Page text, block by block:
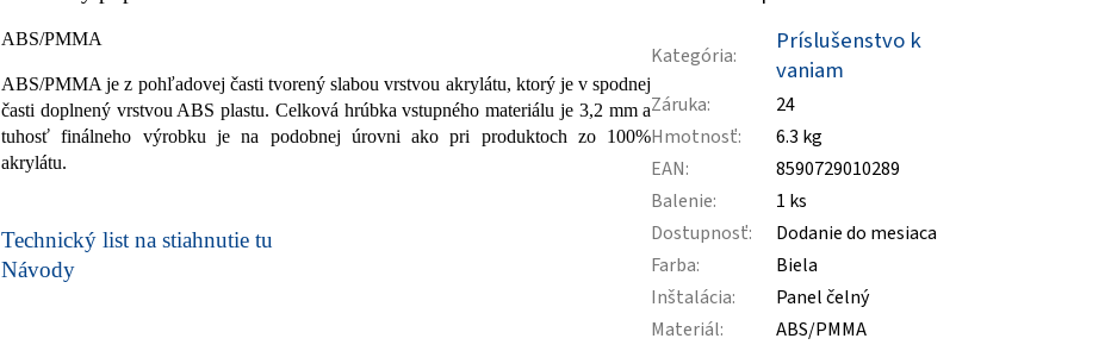
ABS/PMMA
ABS/PMMA je z pohľadovej časti tvorený slabou vrstvou akrylátu, ktorý je v spodnej
časti doplnený vrstvou ABS plastu. Celková hrúbka vstupného materiálu je 3,2 mm a
tuhosť finálneho výrobku je na podobnej úrovni ako pri produktoch zo 100%
akrylátu.
Technický list na stiahnutie tu
Návody
Kategória:
Príslušenstvo k
vaniam
Záruka:
24
Hmotnosť:
6.3 kg
EAN:
8590729010289
Balenie:
1 ks
Dostupnosť:
Dodanie do mesiaca
Farba:
Biela
Inštalácia:
Panel čelný
Materiál:
ABS/PMMA